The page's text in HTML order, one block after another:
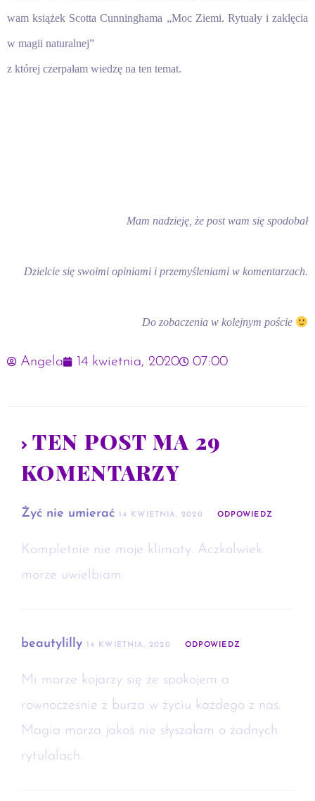
wam książek Scotta Cunninghama „Moc Ziemi. Rytuały i zaklęcia
w magii naturalnej”
z której czerpałam wiedzę na ten temat.
Mam nadzieję, że post wam się spodobał
Dzielcie się swoimi opiniami i przemyśleniami w komentarzach.
Do zobaczenia w kolejnym poście
Angela 14 kwietnia, 2020 07:00
TEN POST MA 29
KOMENTARZY
Żyć nie umierać 14 KWIETNIA, 2020 ODPOWIEDZ
Kompletnie nie moje klimaty. Aczkolwiek
morze uwielbiam.
beautylilly 14 KWIETNIA, 2020 ODPOWIEDZ
Mi morze kojarzy się że spokojem a
rownoczesnie z burza w życiu każdego z nas.
Magia morza jakoś nie słyszałam o żadnych
rytulalach.